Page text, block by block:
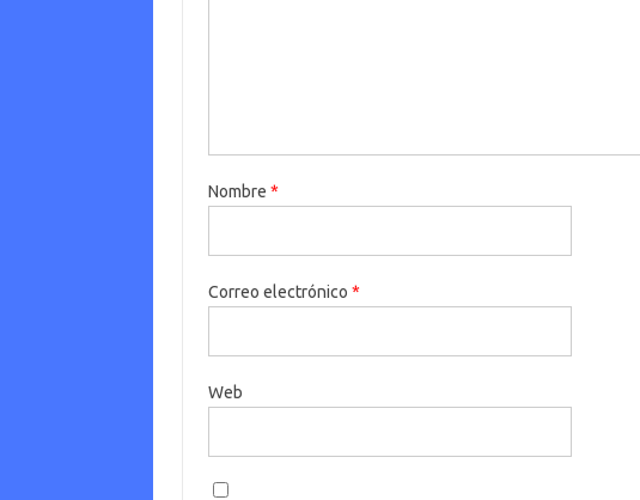
Nombre *
Correo electrónico *
Web